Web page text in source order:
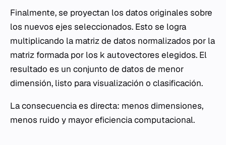
Finalmente, se proyectan los datos originales sobre
los nuevos ejes seleccionados. Esto se logra
multiplicando la matriz de datos normalizados por la
matriz formada por los k autovectores elegidos. El
resultado es un conjunto de datos de menor
dimensión, listo para visualización o clasificación.
La consecuencia es directa: menos dimensiones,
menos ruido y mayor eficiencia computacional.